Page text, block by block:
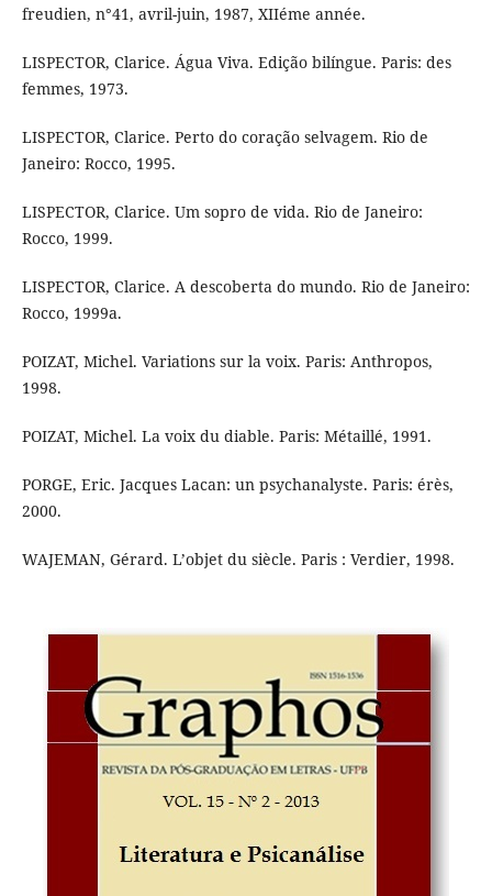
freudien, n°41, avril-juin, 1987, XIIéme année.
LISPECTOR, Clarice. Água Viva. Edição bilíngue. Paris: des
femmes, 1973.
LISPECTOR, Clarice. Perto do coração selvagem. Rio de
Janeiro: Rocco, 1995.
LISPECTOR, Clarice. Um sopro de vida. Rio de Janeiro:
Rocco, 1999.
LISPECTOR, Clarice. A descoberta do mundo. Rio de Janeiro:
Rocco, 1999a.
POIZAT, Michel. Variations sur la voix. Paris: Anthropos,
1998.
POIZAT, Michel. La voix du diable. Paris: Métaillé, 1991.
PORGE, Eric. Jacques Lacan: un psychanalyste. Paris: érès,
2000.
WAJEMAN, Gérard. L’objet du siècle. Paris : Verdier, 1998.